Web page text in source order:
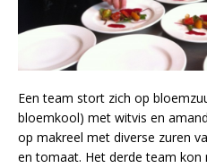
Een team stort zich op
bloemkool) met witvis en
op makreel met diverse zuren
en tomaat. Het derde team